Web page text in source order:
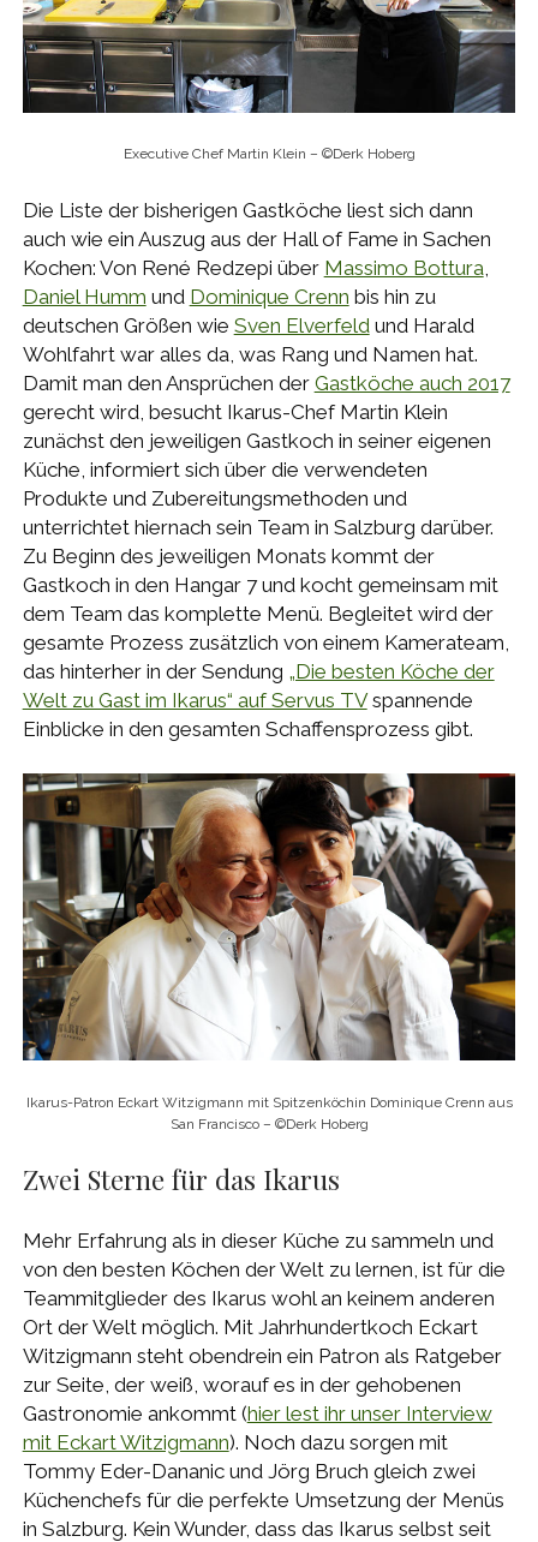
Executive Chef Martin Klein – ©Derk Hoberg
Die Liste der bisherigen Gastköche liest sich dann
auch wie ein Auszug aus der Hall of Fame in Sachen
Kochen: Von René Redzepi über Massimo Bottura,
Daniel Humm und Dominique Crenn bis hin zu
deutschen Größen wie Sven Elverfeld und Harald
Wohlfahrt war alles da, was Rang und Namen hat.
Damit man den Ansprüchen der Gastköche auch 2017
gerecht wird, besucht Ikarus-Chef Martin Klein
zunächst den jeweiligen Gastkoch in seiner eigenen
Küche, informiert sich über die verwendeten
Produkte und Zubereitungsmethoden und
unterrichtet hiernach sein Team in Salzburg darüber.
Zu Beginn des jeweiligen Monats kommt der
Gastkoch in den Hangar 7 und kocht gemeinsam mit
dem Team das komplette Menü. Begleitet wird der
gesamte Prozess zusätzlich von einem Kamerateam,
das hinterher in der Sendung „Die besten Köche der
Welt zu Gast im Ikarus“ auf Servus TVspannende
Einblicke in den gesamten Schaffensprozess gibt.
Ikarus-Patron Eckart Witzigmann mit Spitzenköchin Dominique Crenn aus
San Francisco – ©Derk Hoberg
Zwei Sterne für das Ikarus
Mehr Erfahrung als in dieser Küche zu sammeln und
von den besten Köchen der Welt zu lernen, ist für die
Teammitglieder des Ikarus wohl an keinem anderen
Ort der Welt möglich. Mit Jahrhundertkoch Eckart
Witzigmann steht obendrein ein Patron als Ratgeber
zur Seite, der weiß, worauf es in der gehobenen
Gastronomie ankommt (hier lest ihr unser Interview
mit Eckart Witzigmann). Noch dazu sorgen mit
Tommy Eder-Dananic und Jörg Bruch gleich zwei
Küchenchefs für die perfekte Umsetzung der Menüs
in Salzburg. Kein Wunder, dass das Ikarus selbst seit